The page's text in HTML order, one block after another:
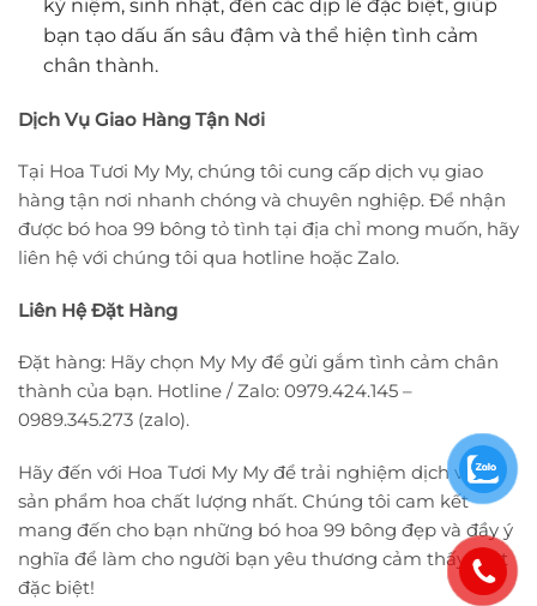
kỷ niệm, sinh nhật, đến các dịp lễ đặc biệt, giúp
bạn tạo dấu ấn sâu đậm và thể hiện tình cảm
chân thành.
Dịch Vụ Giao Hàng Tận Nơi
Tại Hoa Tươi My My, chúng tôi cung cấp dịch vụ giao
hàng tận nơi nhanh chóng và chuyên nghiệp. Để nhận
được bó hoa 99 bông tỏ tình tại địa chỉ mong muốn, hãy
liên hệ với chúng tôi qua hotline hoặc Zalo.
Liên Hệ Đặt Hàng
Đặt hàng: Hãy chọn My My để gửi gắm tình cảm chân
thành của bạn. Hotline / Zalo: 0979.424.145 –
0989.345.273 (zalo).
Hãy đến với Hoa Tươi My My để trải nghiệm dịch vụ và
sản phẩm hoa chất lượng nhất. Chúng tôi cam kết
mang đến cho bạn những bó hoa 99 bông đẹp và đầy ý
nghĩa để làm cho người bạn yêu thương cảm thấy thật
đặc biệt!